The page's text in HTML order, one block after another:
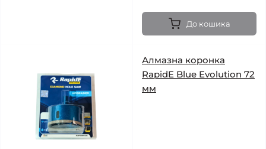
До кошика
Алмазна коронка
RapidE Blue Evolution 72
мм